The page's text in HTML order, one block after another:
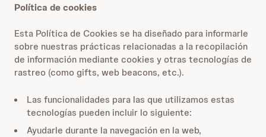
Política de cookies
Esta Política de Cookies se ha diseñado para informarle
sobre nuestras prácticas relacionadas a la recopilación
de información mediante cookies y otras tecnologías de
rastreo (como gifts, web beacons, etc.).
Las funcionalidades para las que utilizamos estas
tecnologías pueden incluir lo siguiente:
Ayudarle durante la navegación en la web,